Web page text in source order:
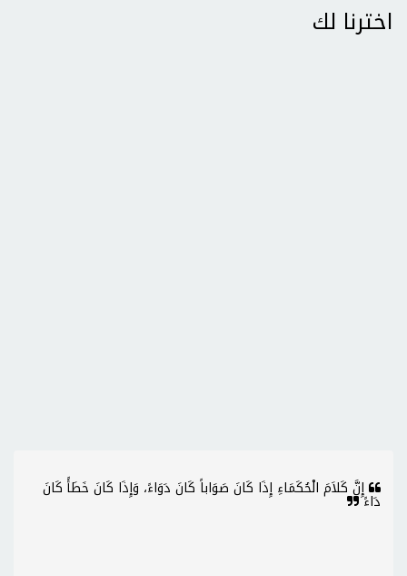
اخترنا لك
إِنَّ كَلاَمَ الْحُكَمَاءِ إِذَا كَانَ صَوَاباً كَانَ دَوَاءً، وَإِذَا كَانَ خَطَأً كَانَ
دَاءً